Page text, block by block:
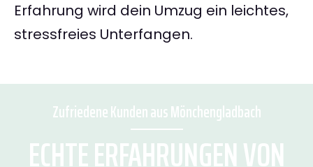
Erfahrung wird dein Umzug ein leichtes,
stressfreies Unterfangen.
Zufriedene Kunden aus Mönchengladbach
ECHTE ERFAHRUNGEN VON